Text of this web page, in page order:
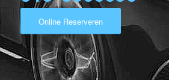
Online Reserveren